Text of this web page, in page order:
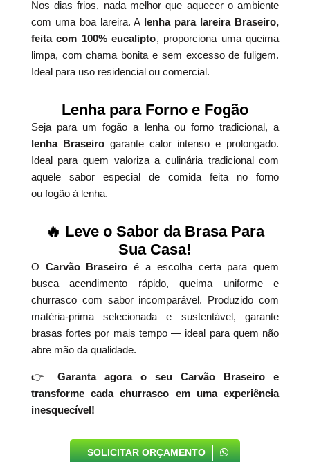
Nos dias frios, nada melhor que aquecer o ambiente
com uma boa lareira. A lenha para lareira Braseiro,
feita com 100% eucalipto, proporciona uma queima
limpa, com chama bonita e sem excesso de fuligem.
Ideal para uso residencial ou comercial.
Lenha para Forno e Fogão
Seja para um fogão a lenha ou forno tradicional, a
lenha Braseirogarante calor intenso e prolongado.
Ideal para quem valoriza a culinária tradicional com
aquele sabor especial de comida feita no forno
ou fogão à lenha.
🔥 Leve o Sabor da Brasa Para
Sua Casa!
O Carvão Braseiro é a escolha certa para quem
busca acendimento rápido, queima uniforme e
churrasco com sabor incomparável. Produzido com
matéria-prima selecionada e sustentável, garante
brasas fortes por mais tempo — ideal para quem não
abre mão da qualidade.
👉
Garanta agora o seu Carvão Braseiro e
transforme cada churrasco em uma experiência
inesquecível!
SOLICITAR ORÇAMENTO